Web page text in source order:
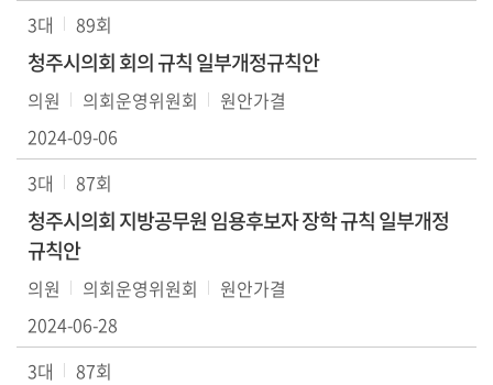
3대
89회
청주시의회 회의 규칙 일부개정규칙안
의원 의회운영위원회
원안가결
2024-09-06
3대
87회
청주시의회 지방공무원 임용후보자 장학 규칙 일부개정
규칙안
의원 의회운영위원회
원안가결
2024-06-28
3대
87회